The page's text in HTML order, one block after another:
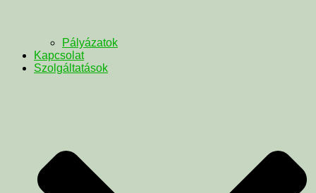
Pályázatok
Kapcsolat
Szolgáltatások